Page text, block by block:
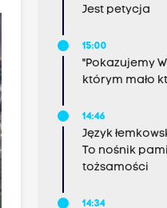
Jest petycja
15:00
"Pokazujemy
którym mało
14:46
Język
To nośnik
tożsamości
14:34